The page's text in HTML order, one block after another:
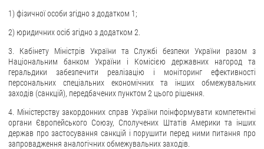
1) фізичної особи згідно з додатком 1;
2) юридичних осіб згідно з додатком 2.
3. Кабінету Міністрів України та Службі безпеки України разом з
Національним банком України і Комісією державних нагород та
геральдики забезпечити реалізацію і моніторинг ефективності
персональних спеціальних економічних та інших обмежувальних
заходів (санкцій), передбачених пунктом 2 цього рішення.
4. Міністерству закордонних справ України поінформувати компетентні
органи Європейського Союзу, Сполучених Штатів Америки та інших
держав про застосування санкцій і порушити перед ними питання про
запровадження аналогічних обмежувальних заходів.